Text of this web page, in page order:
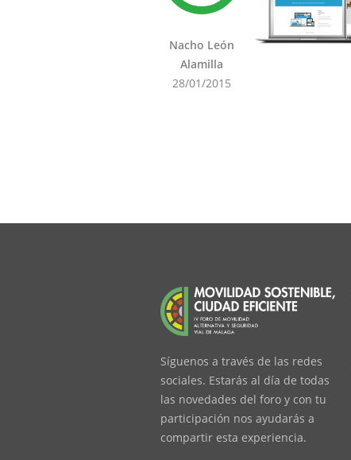
Nacho León
Alamilla
28/01/2015
Síguenos a través de las redes
sociales. Estarás al día de todas
las novedades del foro y con tu
participación nos ayudarás a
compartir esta experiencia.